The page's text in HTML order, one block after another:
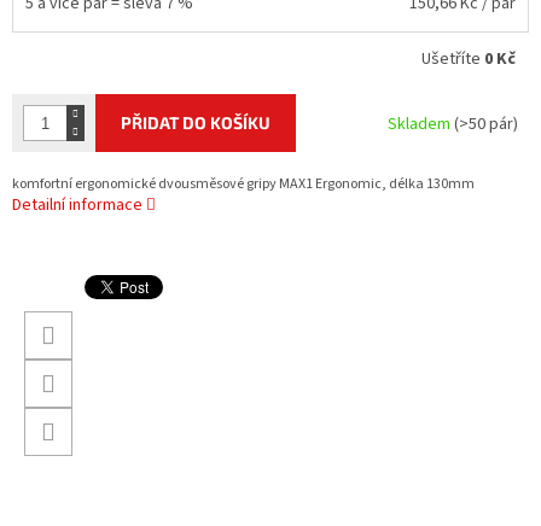
Ušetříte 0 Kč
PŘIDAT DO KOŠÍKU Skladem(>50 pár)
komfortní ergonomické dvousměsové gripy MAX1 Ergonomic, délka 130mm
Detailní informace